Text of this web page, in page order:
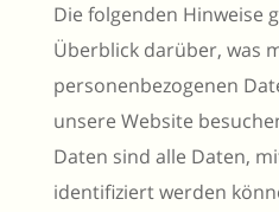
Die folgenden Hinweise
Überblick darüber, was
personenbezogenen
unsere Website
Daten sind alle Daten,
identifiziert werden